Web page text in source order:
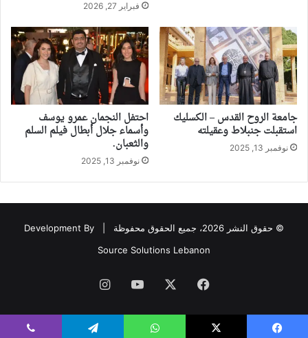
فبراير 27, 2026
جامعة الروح القدس – الكسليك
استقبلت جنبلاط وعقيلته
نوفمبر 13, 2025
احتفل النجمان عمرو يوسف
وأسماء جلال أبطال فيلم السلم
والثعبان.
نوفمبر 13, 2025
© حقوق النشر 2026، جميع الحقوق محفوظة |
Development By
Source Solutions Lebanon
فيسبوك ‫YouTubeانستقرام